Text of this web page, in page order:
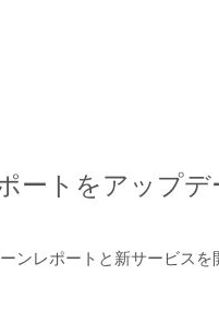
ートをアップデ
ンレポートと新サービスを